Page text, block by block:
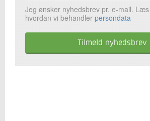
Jeg ønsker nyhedsbrev pr. e-mail. Læs
hvordan vi behandler persondata